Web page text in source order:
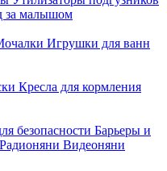
за малышом
Игрушки для ванн
Кресла для кормления
безопасности Барьеры и
Радионяни Видеоняни